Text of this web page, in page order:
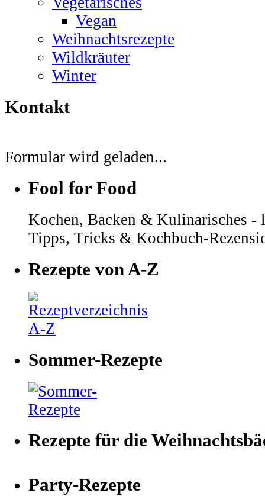
Vegan
Weihnachtsrezepte
Wildkräuter
Winter
Kontakt
Formular wird geladen...
Fool for Food
Kochen, Backen & Kulinarisches -
Tipps, Tricks & Kochbuch-
Rezepte von A-Z
Sommer-Rezepte
Rezepte für die
Party-Rezepte